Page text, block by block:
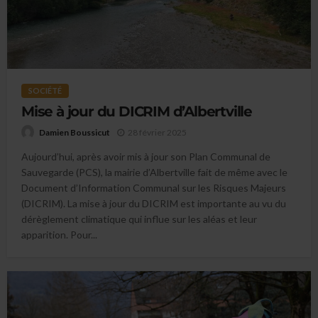
SOCIÉTÉ
Mise à jour du DICRIM d’Albertville
Damien Boussicut 28 février 2025
Aujourd’hui, après avoir mis à jour son Plan Communal de
Sauvegarde (PCS), la mairie d’Albertville fait de même avec le
Document d’Information Communal sur les Risques Majeurs
(DICRIM). La mise à jour du DICRIM est importante au vu du
dérèglement climatique qui influe sur les aléas et leur
apparition. Pour...